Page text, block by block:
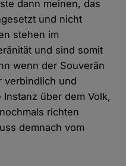
dann meinen, das
und nicht
stehen im
und sind somit
wenn der Souverän
verbindlich und
über dem Volk,
richten
demnach vom